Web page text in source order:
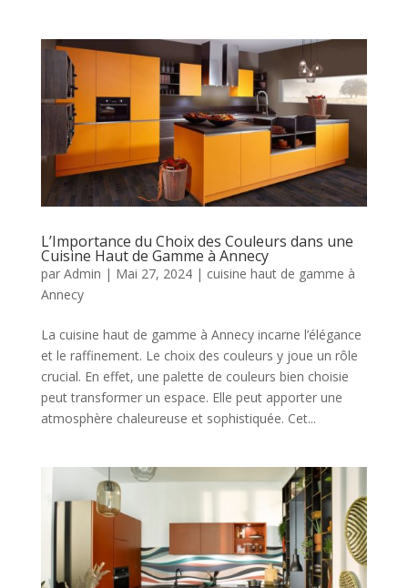
L’Importance du Choix des Couleurs dans une
Cuisine Haut de Gamme à Annecy
par Admin | Mai 27, 2024| cuisine haut de gamme à
Annecy
La cuisine haut de gamme à Annecy incarne l’élégance
et le raffinement. Le choix des couleurs y joue un rôle
crucial. En effet, une palette de couleurs bien choisie
peut transformer un espace. Elle peut apporter une
atmosphère chaleureuse et sophistiquée. Cet...